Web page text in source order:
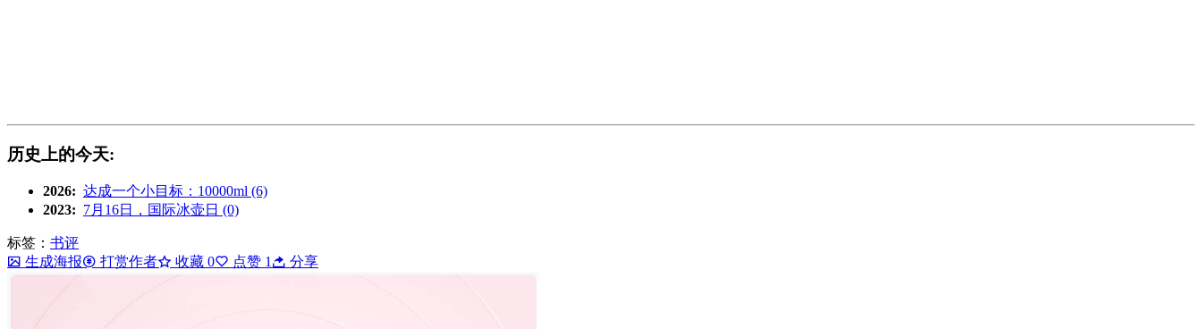
历史上的今天:
2026: 达成一个小目标：10000ml (6)
2023: 7月16日，国际冰壶日 (0)
标签： 书评
生成海报
打赏作者 收藏 0 点赞 1 分享